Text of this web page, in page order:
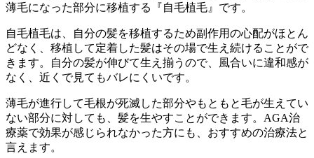
薄毛になった部分に移植する『自毛植毛』です。
自毛植毛は、自分の髪を移植するため副作用の心配がほとん
どなく、移植して定着した髪はその場で生え続けることがで
きます。自分の髪が伸びて生え揃うので、風合いに違和感が
なく、近くで見てもバレにくいです。
薄毛が進行して毛根が死滅した部分やもともと毛が生えてい
ない部分に対しても、髪を生やすことができます。AGA治
療薬で効果が感じられなかった方にも、おすすめの治療法と
言えます。